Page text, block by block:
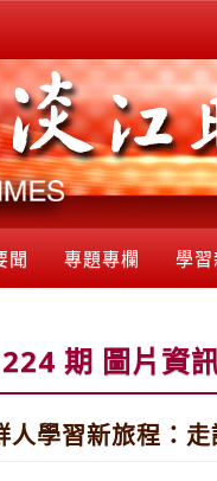
聞 專題專欄 學
期 圖片資
人學習新旅程：